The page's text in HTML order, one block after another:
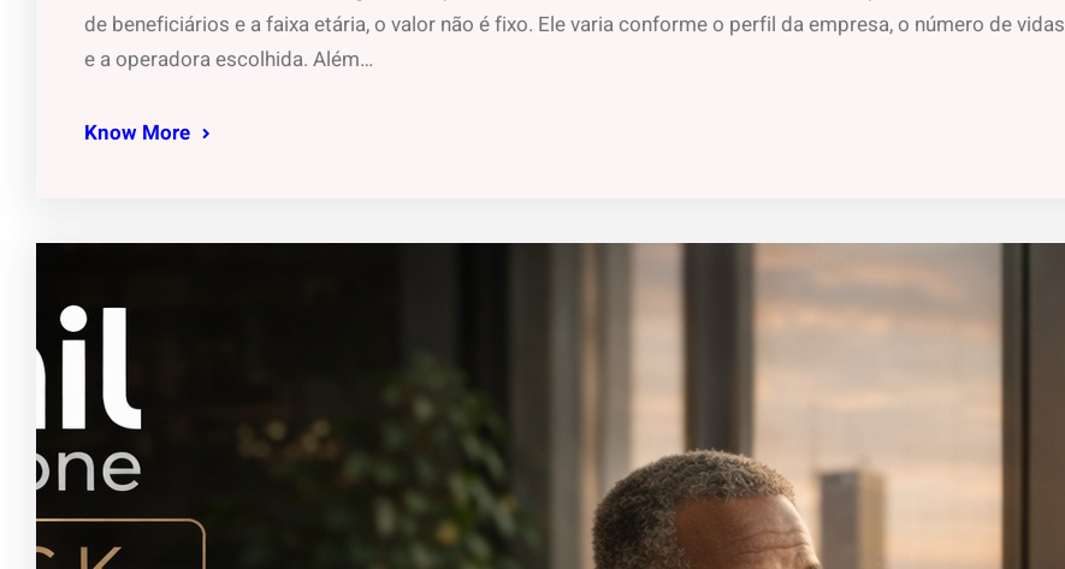
de beneficiários e a faixa etária, o valor não é fixo. Ele varia conforme o perfil da empresa, o número de vidas
e a operadora escolhida. Além…
Know More